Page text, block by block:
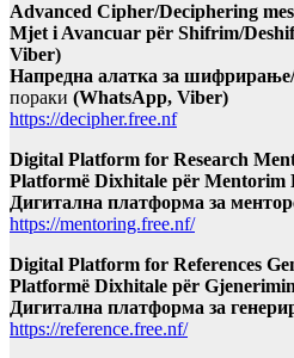
Advanced Cipher/Deciphering
Mjet i Avancuar për Shifrim/
Viber)
Напредна алатка за
пораки (WhatsApp, Viber)
https://decipher.free.nf
Digital Platform for Research
Platformë Dixhitale për Mentorim
Дигитална платформа за
https://mentoring.free.nf/
Digital Platform for References
Platformë Dixhitale për
Дигитална платформа за
https://reference.free.nf/